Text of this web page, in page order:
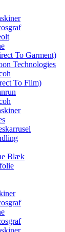
To Garment)
Technologies
To Film)
Blæk